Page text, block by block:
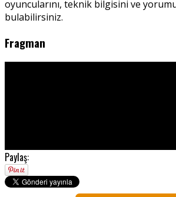
oyuncularını, teknik bilgisini ve
bulabilirsiniz.
Fragman
Paylaş: